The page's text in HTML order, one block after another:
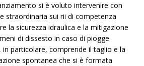
si è voluto intervenire con
straordinaria sui rii di competenza
la sicurezza idraulica e la mitigazione
di dissesto in caso di piogge
in particolare, comprende il taglio e la
spontanea che si è formata